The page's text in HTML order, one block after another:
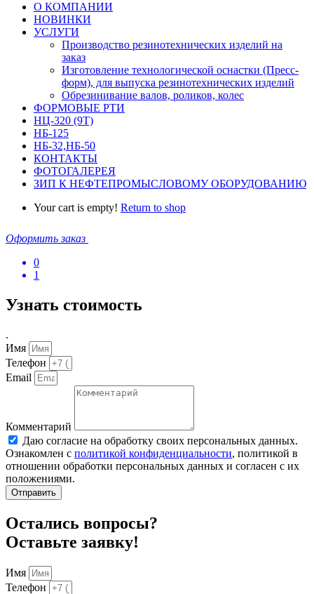
О КОМПАНИИ
НОВИНКИ
УСЛУГИ
Производство резинотехнических изделий на
заказ
Изготовление технологической оснастки (Пресс-
форм), для выпуска резинотехнических изделий
Обрезинивание валов, роликов, колес
ФОРМОВЫЕ РТИ
НЦ-320 (9Т)
НБ-125
НБ-32,НБ-50
КОНТАКТЫ
ФОТОГАЛЕРЕЯ
ЗИП К НЕФТЕПРОМЫСЛОВОМУ ОБОРУДОВАНИЮ
Your cart is empty! Return to shop
Оформить заказ
0
1
Узнать стоимость
.
Имя
Телефон
Email
Комментарий
Даю согласие на обработку своих персональных данных.
Ознакомлен с политикой конфиденциальности, политикой в
отношении обработки персональных данных и согласен с их
положениями.
Отправить
Остались вопросы?
Оставьте заявку!
Имя
Телефон